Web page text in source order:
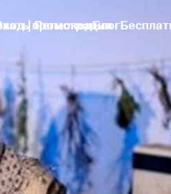
промокодБлог
| Регистрация